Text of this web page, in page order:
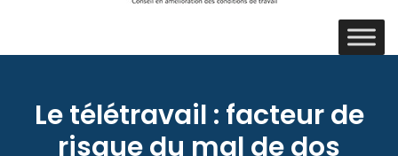
Le télétravail : facteur de
risque du mal de dos